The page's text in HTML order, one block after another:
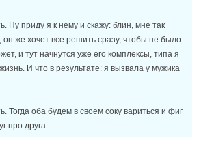
Ну приду я к нему и скажу: блин, мне так
же хочет все решить сразу, чтобы не было
и тут начнутся уже его комплексы, типа я
И что в результате: я вызвала у мужика
Тогда оба будем в своем соку вариться и фиг
про друга.